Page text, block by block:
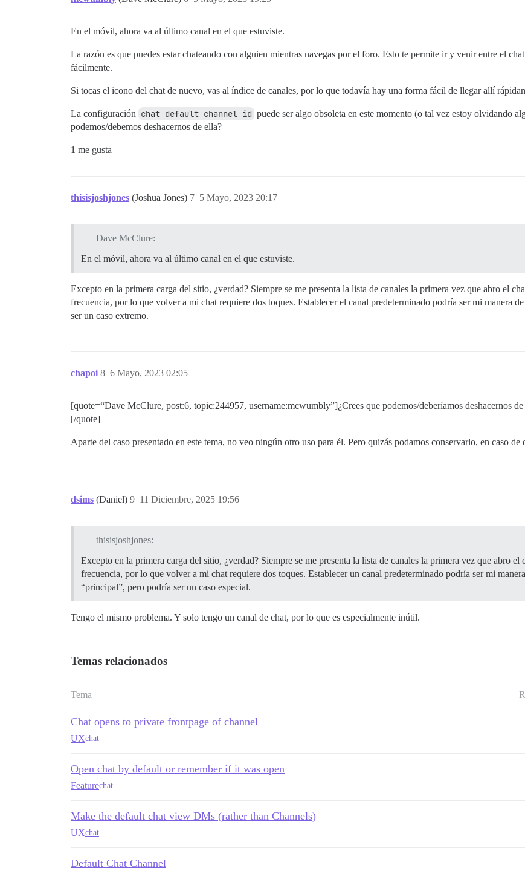
En el móvil, ahora va al último canal en el que estuviste.
La razón es que puedes estar chateando con alguien mientras navegas por el foro. Esto te permite ir y venir entre el
fácilmente.
Si tocas el icono del chat de nuevo, vas al índice de canales, por lo que todavía hay una forma fácil de llegar allí
La configuración chat default channel id puede ser algo obsoleta en este momento (o tal vez estoy olvidando
podemos/debemos deshacernos de ella?
1 me gusta
thisisjoshjones (Joshua Jones) 5 Mayo, 2023 20:17
7
Dave McClure:
En el móvil, ahora va al último canal en el que estuviste.
Excepto en la primera carga del sitio, ¿verdad? Siempre se me presenta la lista de canales la primera vez que abro el
frecuencia, por lo que volver a mi chat requiere dos toques. Establecer el canal predeterminado podría ser mi manera
ser un caso extremo.
chapoi 6 Mayo, 2023 02:05
8
[quote=“Dave McClure, post:6, topic:244957, username:mcwumbly”]¿Crees que podemos/deberíamos deshacernos de
[/quote]
Aparte del caso presentado en este tema, no veo ningún otro uso para él. Pero quizás podamos conservarlo, en caso de
dsims (Daniel) 11 Diciembre, 2025 19:56
9
thisisjoshjones:
Excepto en la primera carga del sitio, ¿verdad? Siempre se me presenta la lista de canales la primera vez que abro
frecuencia, por lo que volver a mi chat requiere dos toques. Establecer un canal predeterminado podría ser mi
“principal”, pero podría ser un caso especial.
Tengo el mismo problema. Y solo tengo un canal de chat, por lo que es especialmente inútil.
Temas relacionados
Tema
Chat opens to private frontpage of channel
UXchat
Open chat by default or remember if it was open
Featurechat
Make the default chat view DMs (rather than Channels)
UXchat
Default Chat Channel